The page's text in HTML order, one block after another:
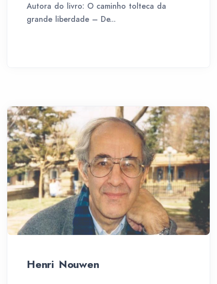
Autora do livro: O caminho tolteca da
grande liberdade – De...
Henri Nouwen